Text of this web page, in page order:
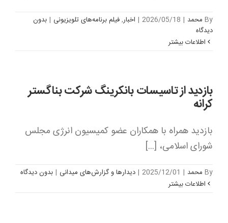
By محمد |
2026/05/18
| اخبار,فیلم برنامه‌های تلویزیونی | بدون
ديدگاه
اطلاعات بیشتر
بازدید از تاسیسات بانکرینگ شرکت بناگستر
کرانه
بازدید همراه با همکاران عضو کمیسیون انرژی مجلس
شورای اسلامی، [...]
By محمد |
2025/12/01
| دیدارها و گزارش‌های میدانی | بدون ديدگاه
اطلاعات بیشتر